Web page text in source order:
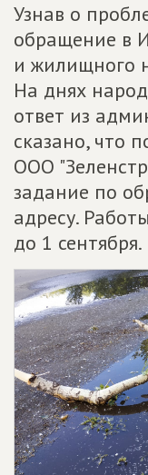
Узнав о
обращение в
и жилищного
На днях
ответ из
сказано, что
ООО
задание по
адресу.
до 1 сентября.